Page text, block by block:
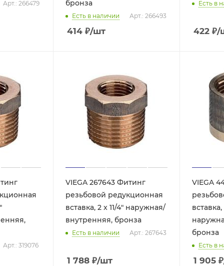
Арт.: 266479
бронза
Есть в наличии Арт.: 266493
414 ₽/шт
Есть в
422 ₽/
Арт.: 319076
VIEGA 267643 Фитинг
резьбовой редукционная
вставка, 2 x 11/4" наружная/
внутренняя, бронза
Есть в наличии Арт.: 267643
1 788 ₽/шт
VIEGA
бронза
Есть в
1 905 ₽